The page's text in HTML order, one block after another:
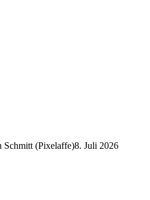
Schmitt (Pixelaffe)8. Juli 2026